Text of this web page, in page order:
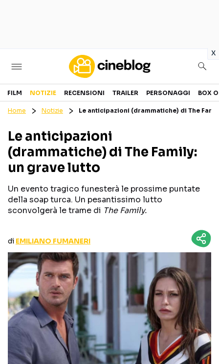
x
Cinema
GENERI
PERSONAGGI
Categorie
NOTIZIE
RECENSIONI
TRAILER
Seguici sui social
FILM NOTIZIE RECENSIONI TRAILER PERSONAGGI BOX
Home Notizie Le anticipazioni (drammatiche) di The
Le anticipazioni
(drammatiche) di The Family:
un grave lutto
Un evento tragico funesterà le prossime puntate
della soap turca. Un pesantissimo lutto
sconvolgerà le trame di The Family.
di EMILIANO FUMANERI